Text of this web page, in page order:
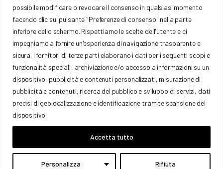
possibile modificare o revocare il consenso in qualsiasi momento
facendo clic sul pulsante "Preferenze di consenso" nella parte
inferiore dello schermo. Rispettiamo le scelte dell'utente e ci
impegniamo a fornire un'esperienza di navigazione trasparente e
sicura. I fornitori di terze parti elaborano i dati per i seguenti scopi e
funzionalità speciali: archiviazione e/o accesso a informazioni su un
dispositivo, pubblicità e contenuti personalizzati, misurazione di
pubblicità e contenuti, ricerca del pubblico e sviluppo di servizi, dati
precisi di geolocalizzazione e identificazione tramite scansione del
dispositivo.
Personalizza Rifiuta
Accetta tutto
COMITATO REGIONALE EMILIA ROMAGNA FCI
Via Trattati Comunitari Europei, 7 40127 – Bologna (BO)
P.IVA: 01377441009
emilia@federciclismo.it 051-372958
Privacy
Credits W&D 2.0 Srl